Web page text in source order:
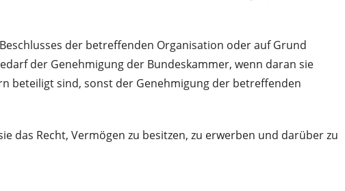
der betreffenden Organisation oder auf Grund
der Genehmigung der Bundeskammer, wenn daran sie
beteiligt sind, sonst der Genehmigung der betreffenden
das Recht, Vermögen zu besitzen, zu erwerben und darüber zu